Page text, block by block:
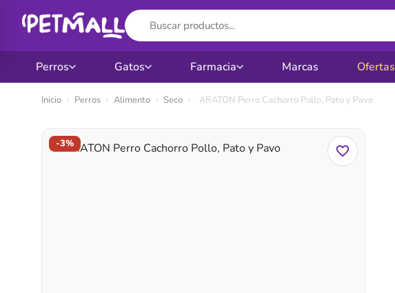
Perros Gatos Farmacia Marcas Ofertas
Inicio › Perros › Alimento › Seco › ARATON Perro Cachorro Pollo, Pato y Pavo
-3%